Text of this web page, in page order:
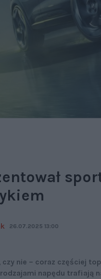
26.07.2025 13:00
nie – coraz częściej
napędu trafiają